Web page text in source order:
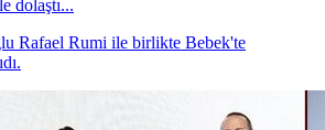
dolaştı...
Rafael Rumi ile birlikte Bebek'te